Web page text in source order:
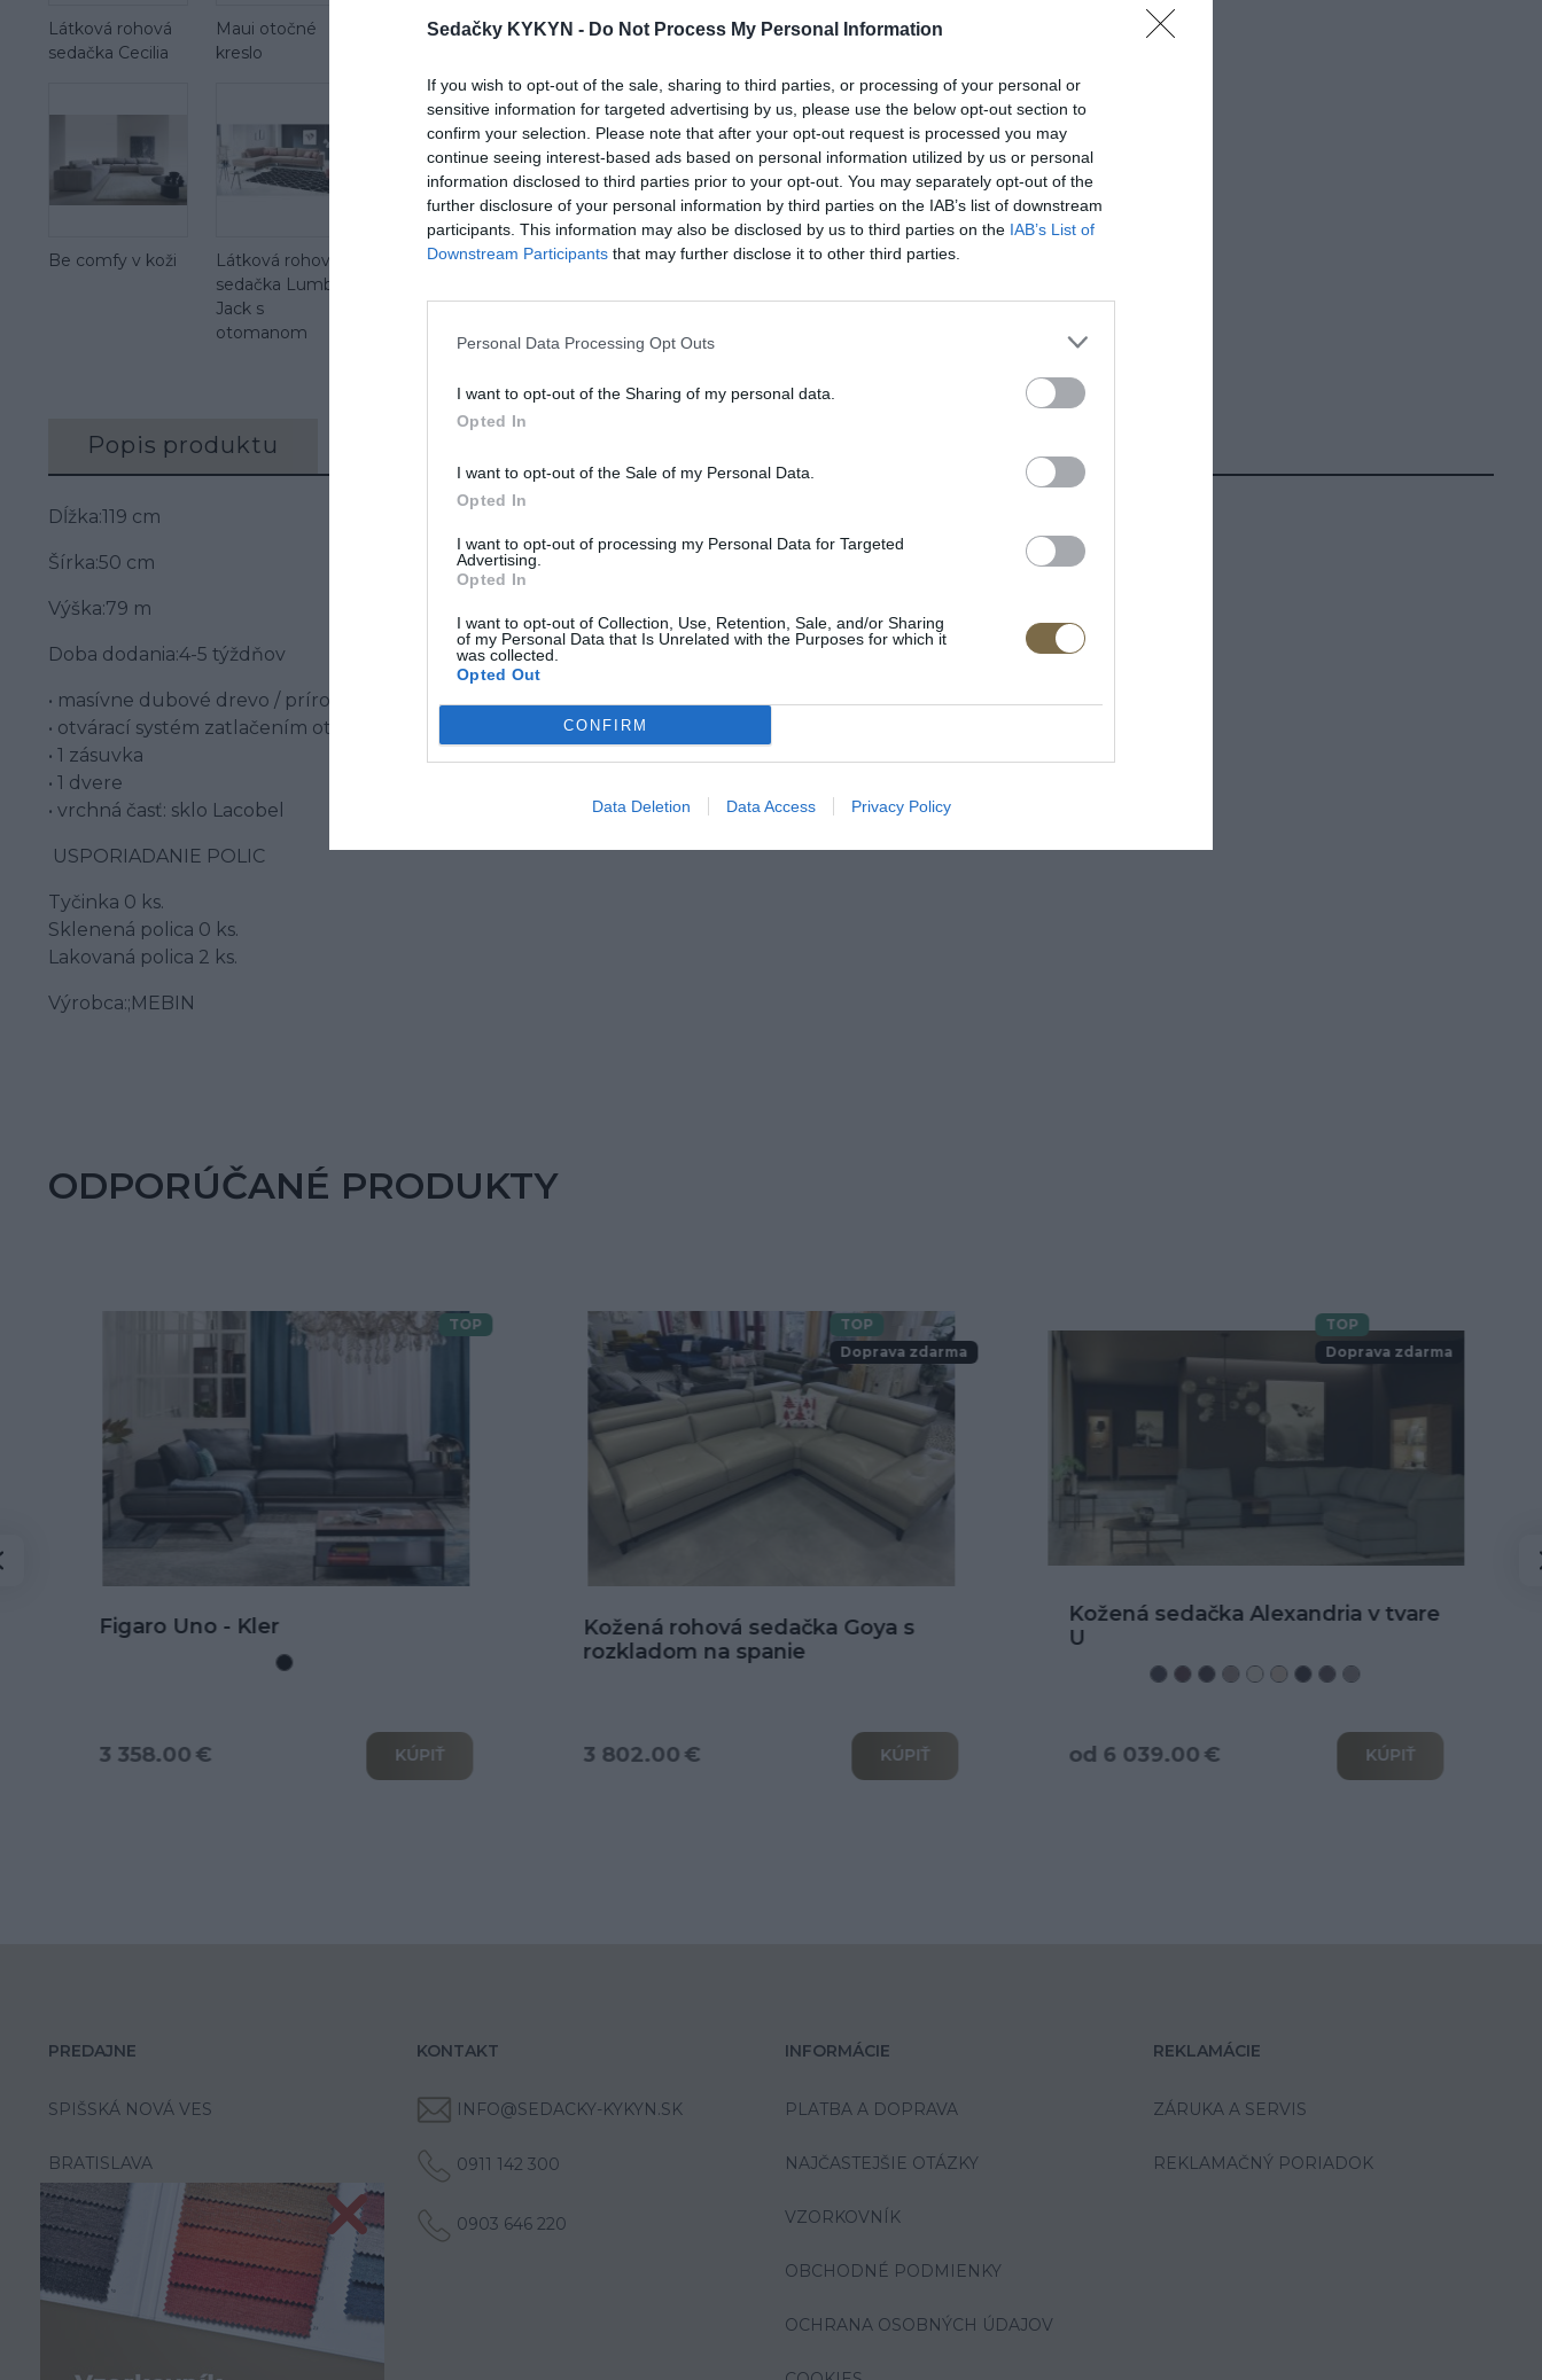
Sedačky KYKYN - Do Not Process My Personal Information
If you wish to opt-out of the sale, sharing to third parties, or processing of your personal or
sensitive information for targeted advertising by us, please use the below opt-out section to
confirm your selection. Please note that after your opt-out request is processed you may
continue seeing interest-based ads based on personal information utilized by us or personal
information disclosed to third parties prior to your opt-out. You may separately opt-out of the
further disclosure of your personal information by third parties on the IAB’s list of downstream
participants. This information may also be disclosed by us to third parties on the IAB’s List of
Downstream Participants that may further disclose it to other third parties.
Personal Data Processing Opt Outs
I want to opt-out of the Sharing of my personal data.
Opted In
I want to opt-out of the Sale of my Personal Data.
Opted In
I want to opt-out of processing my Personal Data for Targeted
Advertising.
Opted In
I want to opt-out of Collection, Use, Retention, Sale, and/or Sharing
of my Personal Data that Is Unrelated with the Purposes for which it
was collected.
Opted Out
CONFIRM
Data Deletion Data Access Privacy Policy
Látková rohová
sedačka Cecilia
Maui otočné
kreslo
Maui mega 2 sed
Látková rohová
Be comfy v koži
Látková rohová
sedačka Lumber
Jack s
otomanom
Popis produktu
Dĺžka:119 cm
Šírka:50 cm
Výška:79 m
Doba dodania:4-5 týždňov
• masívne dubové drevo / prírodná dyha / poťahová látka
• otvárací systém zatlačením otvoríte
• 1 zásuvka
• 1 dvere
• vrchná časť: sklo Lacobel
USPORIADANIE POLIC
Tyčinka 0 ks.
Sklenená polica 0 ks.
Lakovaná polica 2 ks.
Výrobca:;MEBIN
ODPORÚČANÉ PRODUKTY
TOP
Doprava zdarma
Kožená rohová sedačka Goya s
rozkladom na spanie
3 802.00 € KÚPIŤ
TOP
Doprava zdarma
Kožená sedačka Alexandria v tvare
U
od 6 039.00 € KÚPIŤ
TOP
Novinka
Kožená rohová sedačka Alexandria
od 3 466.00 € KÚPIŤ
PREDAJNE
SPIŠSKÁ NOVÁ VES
BRATISLAVA
KONTAKT
INFO@SEDACKY-KYKYN.SK
0911 142 300
0903 646 220
INFORMÁCIE
PLATBA A DOPRAVA
NAJČASTEJŠIE OTÁZKY
VZORKOVNÍK
OBCHODNÉ PODMIENKY
OCHRANA OSOBNÝCH ÚDAJOV
REKLAMÁCIE
ZÁRUKA A SERVIS
REKLAMAČNÝ PORIADOK